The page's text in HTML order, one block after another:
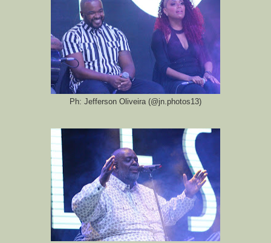
Ph: Jefferson Oliveira (@jn.photos13)